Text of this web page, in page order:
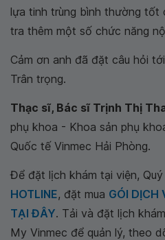
lựa tinh trùng bình thường tốt
tra thêm một số chức năng
Cảm ơn anh đã đặt câu hỏi tới
Trân trọng.
Thạc sĩ, Bác sĩ Trịnh Thị
phụ khoa - Khoa sản phụ
Quốc tế Vinmec Hải Phòng.
Để đặt lịch khám tại viện,
HOTLINE, đặt mua GÓI DỊCH
TẠI ĐÂY. Tải và đặt lịch
My Vinmec để quản lý, theo